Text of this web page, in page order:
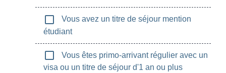
check_box_outline_blank
Vous avez un titre de séjour mention
étudiant
check_box_outline_blank
Vous êtes primo-arrivant régulier avec un
visa ou un titre de séjour d'1 an ou plus